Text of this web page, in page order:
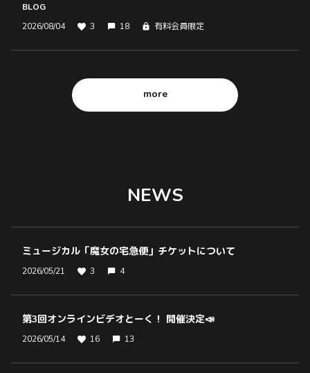
BLOG
2026/08/04
3 18 有料会員限定
more
NEWS
ミュージカル「魔女の宅急便」チケットについて
2026/05/21 3 4
第3回オンラインビデオとーく！ 開催決定📣
2026/05/14 16 13